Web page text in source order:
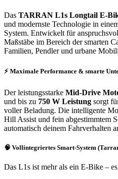
Das TARRAN L1s Longtail E-
und modernste Technologie in
System. Entwickelt für
Maßstäbe im Bereich der smarten
Familien, Pendler und urbane
⚡ Maximale Performance & smarte
Der leistungsstarke Mid-Drive
und bis zu 750 W Leistung sorgt
voller Beladung. Die intelligente
Hill Assist und fein abgestimmtem
automatisch deinem Fahrverhalten
🧠 Vollintegriertes Smart-System
Das L1s ist mehr als ein E-Bike –